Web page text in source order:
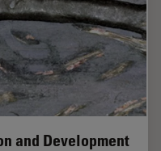
and Development